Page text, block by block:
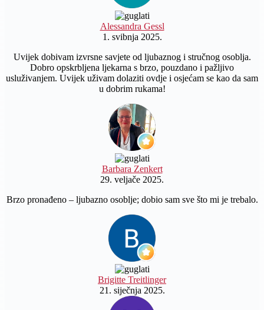
Alessandra Gessl
1. svibnja 2025.
Uvijek dobivam izvrsne savjete od ljubaznog i stručnog osoblja.
Dobro opskrbljena ljekarna s brzo, pouzdano i pažljivo
usluživanjem. Uvijek uživam dolaziti ovdje i osjećam se kao da sam
u dobrim rukama!
Barbara Zenkert
29. veljače 2025.
Brzo pronađeno – ljubazno osoblje; dobio sam sve što mi je trebalo.
Brigitte Treitlinger
21. siječnja 2025.